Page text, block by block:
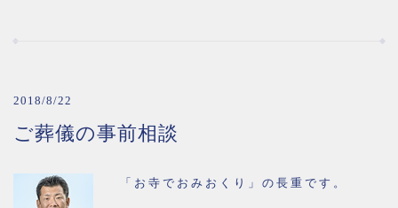
2018/8/22
ご葬儀の事前相談
「お寺でおみおくり」の長重です。